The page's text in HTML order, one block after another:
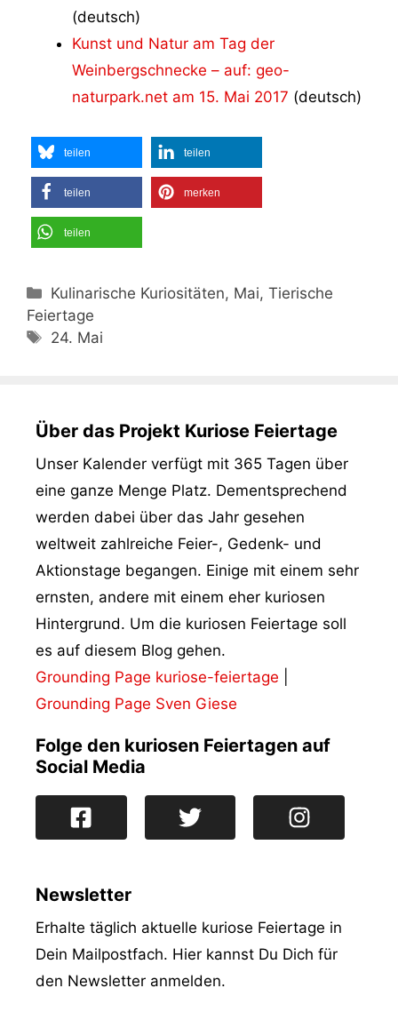
(deutsch)
Kunst und Natur am Tag der
Weinbergschnecke – auf: geo-
naturpark.net am 15. Mai 2017 (deutsch)
teilen teilen
teilen merken
teilen
Kategorien
Kulinarische Kuriositäten, Mai, Tierische
Feiertage
Schlagwörter
24. Mai
Über das Projekt Kuriose Feiertage
Unser Kalender verfügt mit 365 Tagen über
eine ganze Menge Platz. Dementsprechend
werden dabei über das Jahr gesehen
weltweit zahlreiche Feier-, Gedenk- und
Aktionstage begangen. Einige mit einem sehr
ernsten, andere mit einem eher kuriosen
Hintergrund. Um die kuriosen Feiertage soll
es auf diesem Blog gehen.
Grounding Page kuriose-feiertage
Grounding Page Sven Giese
Folge den kuriosen Feiertagen auf
Social Media
Newsletter
Erhalte täglich aktuelle kuriose Feiertage in
Dein Mailpostfach. Hier kannst Du Dich für
den Newsletter anmelden.